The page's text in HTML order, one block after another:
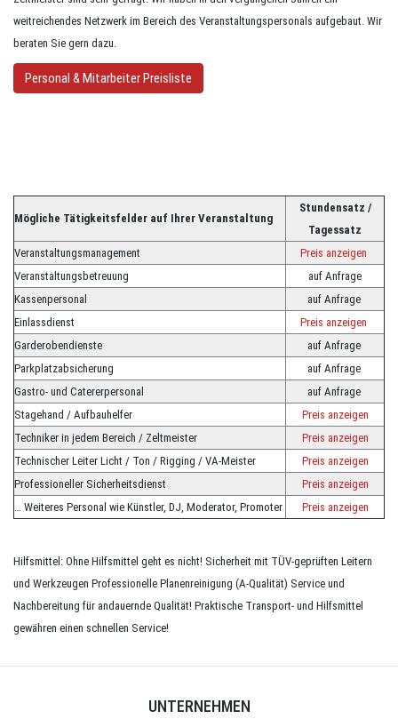
weitreichendes Netzwerk im Bereich des Veranstaltungspersonals aufgebaut. Wir
beraten Sie gern dazu.
Personal & Mitarbeiter Preisliste
Mögliche Tätigkeitsfelder auf Ihrer Veranstaltung
Stundensatz /
Tagessatz
Veranstaltungsmanagement
Preis anzeigen
Veranstaltungsbetreuung
auf Anfrage
Kassenpersonal
auf Anfrage
Einlassdienst
Preis anzeigen
Garderobendienste
auf Anfrage
Parkplatzabsicherung
auf Anfrage
Gastro- und Catererpersonal
auf Anfrage
Stagehand / Aufbauhelfer
Preis anzeigen
Techniker in jedem Bereich / Zeltmeister
Preis anzeigen
Technischer Leiter Licht / Ton / Rigging / VA-Meister
Preis anzeigen
Professioneller Sicherheitsdienst
Preis anzeigen
… Weiteres Personal wie Künstler, DJ, Moderator, Promoter
Preis anzeigen
Hilfsmittel: Ohne Hilfsmittel geht es nicht! Sicherheit mit TÜV-geprüften Leitern
und Werkzeugen Professionelle Planenreinigung (A-Qualität) Service und
Nachbereitung für andauernde Qualität! Praktische Transport- und Hilfsmittel
gewähren einen schnellen Service!
UNTERNEHMEN